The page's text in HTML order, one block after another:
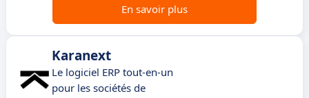
En savoir plus
Karanext
Le logiciel ERP tout-en-un
pour les sociétés de